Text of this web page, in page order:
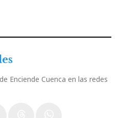
Enciende Cuenca en las redes